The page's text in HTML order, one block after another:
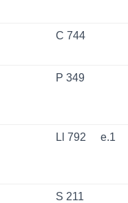
C 744
P 349
Ll 792 e.1
S 211